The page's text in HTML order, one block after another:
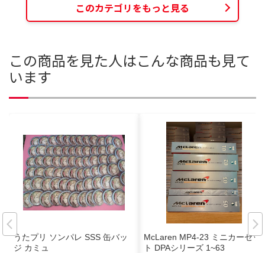
このカテゴリをもっと見る
この商品を見た人はこんな商品も見て
います
うたプリ ソンパレ SSS 缶バッ
ジ カミュ
McLaren MP4-23 ミニカーセッ
ト DPAシリーズ 1~63